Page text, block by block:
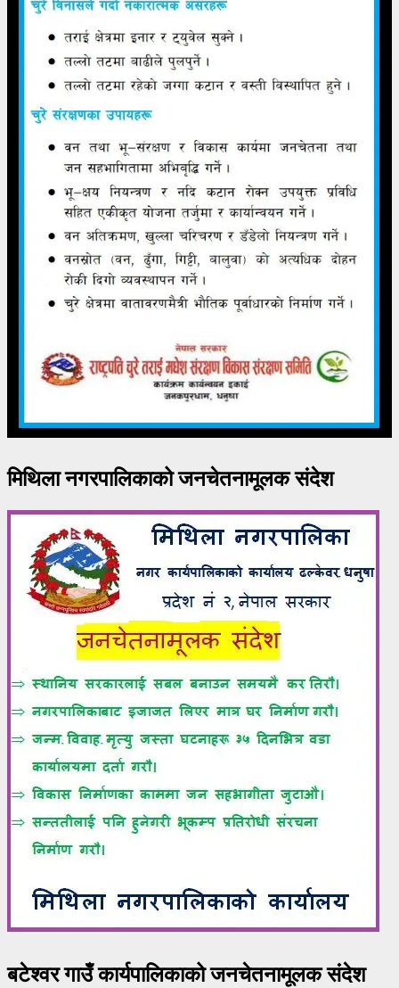
मिथिला नगरपालिकाको जनचेतनामूलक संदेश
बटेश्वर गाउँ कार्यपालिकाको जनचेतनामूलक संदेश